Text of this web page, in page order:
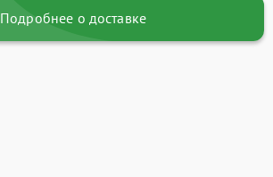
Подробнее о доставке